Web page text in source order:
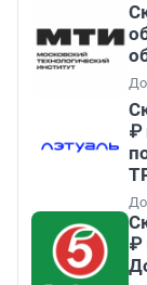
До
₽
До
₽